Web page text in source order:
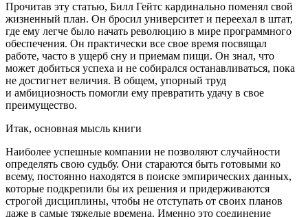
Прочитав эту статью, Билл Гейтс кардинально поменял свой
жизненный план. Он бросил университет и переехал в штат,
где ему легче было начать революцию в мире программного
обеспечения. Он практически все свое время посвящал
работе, часто в ущерб сну и приемам пищи. Он знал, что
может добиться успеха и не собирался останавливаться, пока
не достигнет величия. В общем, упорный труд
и амбициозность помогли ему превратить удачу в свое
преимущество.
Итак, основная мысль книги
Наиболее успешные компании не позволяют случайности
определять свою судьбу. Они стараются быть готовыми ко
всему, постоянно находятся в поиске эмпирических данных,
которые подкрепили бы их решения и придерживаются
строгой дисциплины, чтобы не отступать от своих планов
даже в самые тяжелые времена. Именно это соединение